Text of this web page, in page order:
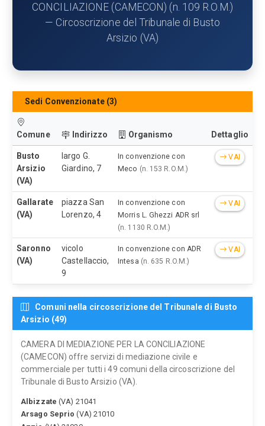
CONCILIAZIONE (CAMECON) (n. 109 R.O.M.)
— Circoscrizione del Tribunale di Busto
Arsizio (VA)
Sedi Convenzionate (3)
Comune Indirizzo Organismo Dettaglio
Busto
Arsizio
(VA)
largo G.
Giardino, 7
In convenzione con
Meco (n. 153 R.O.M.)
VAI
Gallarate
(VA)
piazza San
Lorenzo, 4
In convenzione con
Morris L. Ghezzi ADR srl
(n. 1130 R.O.M.)
VAI
Saronno
(VA)
vicolo
Castellaccio,
9
In convenzione con ADR
Intesa (n. 635 R.O.M.)
VAI
Comuni nella circoscrizione del Tribunale di Busto
Arsizio (49)
CAMERA DI MEDIAZIONE PER LA CONCILIAZIONE
(CAMECON) offre servizi di mediazione civile e
commerciale per tutti i 49 comuni della circoscrizione del
Tribunale di Busto Arsizio (VA).
Albizzate (VA) 21041
Arsago Seprio (VA) 21010